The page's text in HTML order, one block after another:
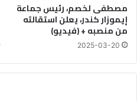
مصطفى لخصم، رئيس جماعة
إيموزار كندر، يعلن استقالته
من منصبه + (فيديو)
2025-03-20